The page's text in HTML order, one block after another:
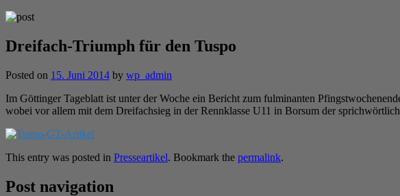
Dreifach-Triumph für den Tuspo
Posted on 15. Juni 2014 by wp_admin
Im Göttinger Tageblatt ist unter der Woche ein Bericht zum fulminanten
wobei vor allem mit dem Dreifachsieg in der Rennklasse U11 in Borsum der
This entry was posted in Presseartikel. Bookmark the permalink.
Post navigation